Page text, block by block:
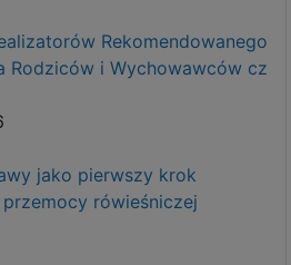
Rekomendowanego
Rodziców i Wychowawców cz
jako pierwszy krok
rówieśniczej